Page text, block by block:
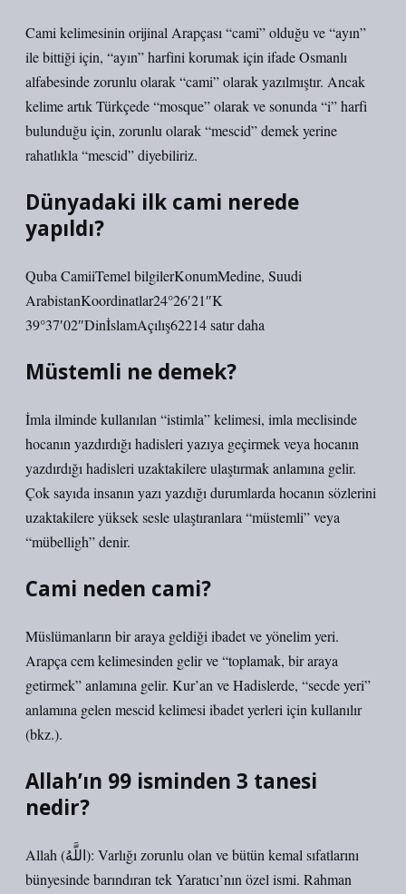
Cami kelimesinin orijinal Arapçası “cami” olduğu ve “ayın”
ile bittiği için, “ayın” harfini korumak için ifade Osmanlı
alfabesinde zorunlu olarak “cami” olarak yazılmıştır. Ancak
kelime artık Türkçede “mosque” olarak ve sonunda “i” harfi
bulunduğu için, zorunlu olarak “mescid” demek yerine
rahatlıkla “mescid” diyebiliriz.
Dünyadaki ilk cami nerede
yapıldı?
Quba CamiiTemel bilgilerKonumMedine, Suudi
ArabistanKoordinatlar24°26′21″K
39°37′02″DinİslamAçılış62214 satır daha
Müstemli ne demek?
İmla ilminde kullanılan “istimla” kelimesi, imla meclisinde
hocanın yazdırdığı hadisleri yazıya geçirmek veya hocanın
yazdırdığı hadisleri uzaktakilere ulaştırmak anlamına gelir.
Çok sayıda insanın yazı yazdığı durumlarda hocanın sözlerini
uzaktakilere yüksek sesle ulaştıranlara “müstemli” veya
“mübelligh” denir.
Cami neden cami?
Müslümanların bir araya geldiği ibadet ve yönelim yeri.
Arapça cem kelimesinden gelir ve “toplamak, bir araya
getirmek” anlamına gelir. Kur’an ve Hadislerde, “secde yeri”
anlamına gelen mescid kelimesi ibadet yerleri için kullanılır
(bkz.).
Allah’ın 99 isminden 3 tanesi
nedir?
Allah (اللَّهُ): Varlığı zorunlu olan ve bütün kemal sıfatlarını
bünyesinde barındıran tek Yaratıcı’nın özel ismi. Rahman